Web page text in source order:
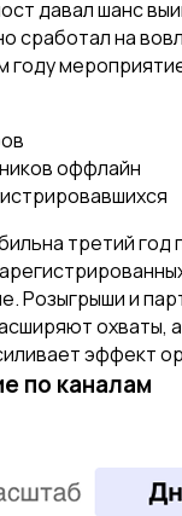
давал шанс
сработал на
году
оффлайн
третий
Розыгрыши и
охваты,
эффект
по каналам